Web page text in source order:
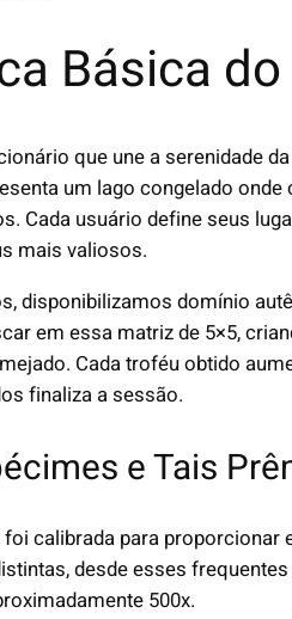
Básica
que une a serenidade
um lago congelado
Cada usuário define seus
mais valiosos.
disponibilizamos domínio
em essa matriz de 5×5,
Cada troféu obtido
finaliza a sessão.
e Tais
calibrada para
desde esses
500x.